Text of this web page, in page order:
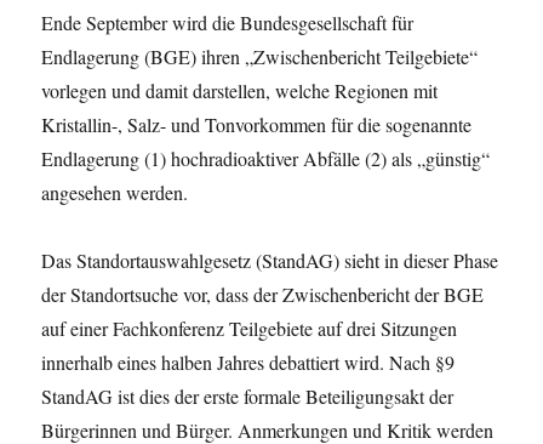
Ende September wird die Bundesgesellschaft für
Endlagerung (BGE) ihren „Zwischenbericht Teilgebiete“
vorlegen und damit darstellen, welche Regionen mit
Kristallin-, Salz- und Tonvorkommen für die sogenannte
Endlagerung (1) hochradioaktiver Abfälle (2) als „günstig“
angesehen werden.
Das Standortauswahlgesetz (StandAG) sieht in dieser Phase
der Standortsuche vor, dass der Zwischenbericht der BGE
auf einer Fachkonferenz Teilgebiete auf drei Sitzungen
innerhalb eines halben Jahres debattiert wird. Nach §9
StandAG ist dies der erste formale Beteiligungsakt der
Bürgerinnen und Bürger. Anmerkungen und Kritik werden